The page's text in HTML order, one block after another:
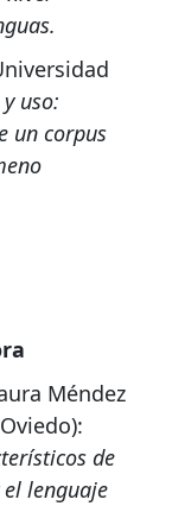
uso:
un corpus
Méndez
de
lenguaje